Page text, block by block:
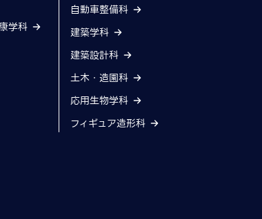
学科
自動車整備科
建築学科
建築設計科
土木・造園科
応用生物学科
フィギュア造形科